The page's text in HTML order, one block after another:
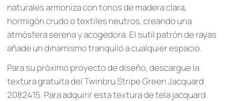
naturales armoniza con tonos de madera clara,
hormigón crudo o textiles neutros, creando una
atmósfera serena y acogedora. El sutil patrón de rayas
añade un dinamismo tranquilo a cualquier espacio.
Para su próximo proyecto de diseño, descargue la
textura gratuita del Twinbru Stripe Green Jacquard
2082415. Para adquirir esta textura de tela jacquard